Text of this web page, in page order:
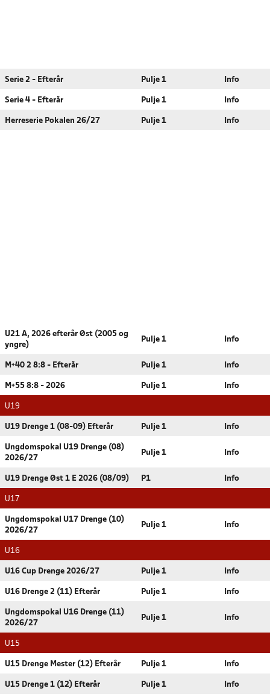
Serie 2 - Efterår Pulje 1 Info
Serie 4 - Efterår Pulje 1 Info
Herreserie Pokalen 26/27 Pulje 1 Info
U21 A, 2026 efterår Øst (2005 og
yngre)
Pulje 1 Info
M+40 2 8:8 - Efterår Pulje 1 Info
M+55 8:8 - 2026 Pulje 1 Info
U19
U19 Drenge 1 (08-09) Efterår Pulje 1 Info
Ungdomspokal U19 Drenge (08)
2026/27
Pulje 1 Info
U19 Drenge Øst 1 E 2026 (08/09) P1 Info
U17
Ungdomspokal U17 Drenge (10)
2026/27
Pulje 1 Info
U16
U16 Cup Drenge 2026/27 Pulje 1 Info
U16 Drenge 2 (11) Efterår Pulje 1 Info
Ungdomspokal U16 Drenge (11)
2026/27
Pulje 1 Info
U15
U15 Drenge Mester (12) Efterår Pulje 1 Info
U15 Drenge 1 (12) Efterår Pulje 1 Info